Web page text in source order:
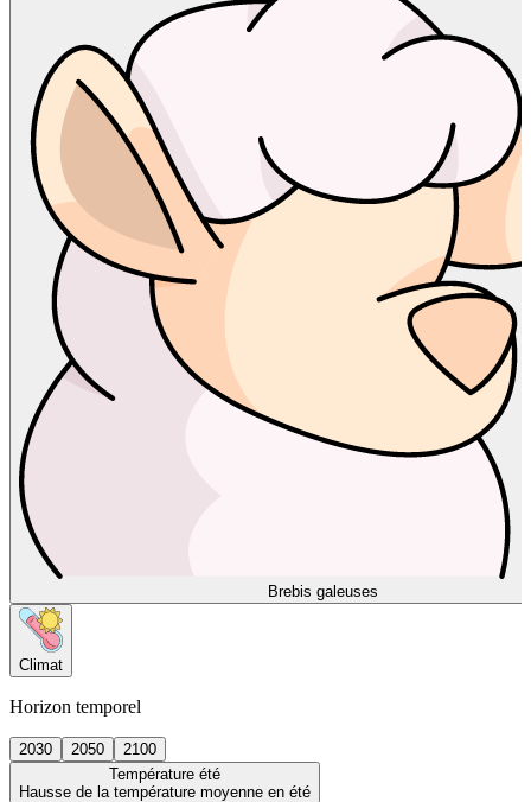
Brebis galeuses
Climat
Horizon temporel
2030 2050
2100
Température été
Hausse de la température moyenne en été